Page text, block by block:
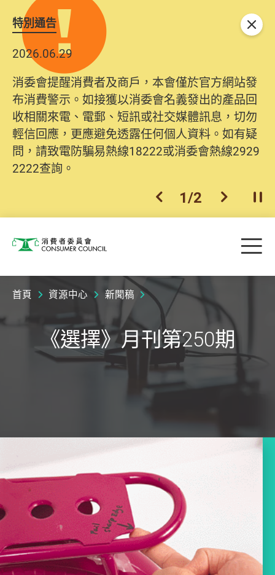
特別通告
2026.06.29
消委會提醒消費者及商戶，本會僅於官方網站發
布消費警示。如接獲以消委會名義發出的產品回
收相關來電、電郵、短訊或社交媒體訊息，切勿
輕信回應，更應避免透露任何個人資料。如有疑
問，請致電防騙易熱線18222或消委會熱線2929
2222查詢。
上一個
1/2 下一個開
關閉
消費者委員會 目
首頁 資源中心 新聞稿
《選擇》月刊第250期